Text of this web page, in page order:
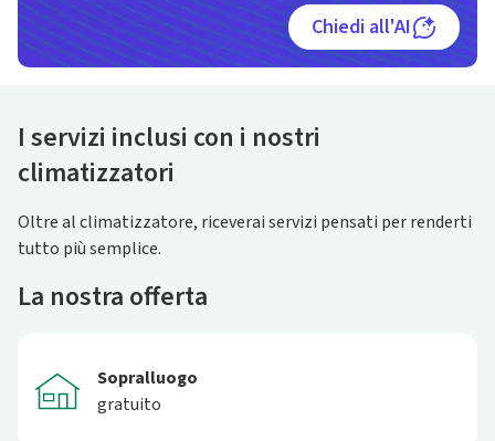
Chiedi all'AI
I servizi inclusi con i nostri
climatizzatori
Oltre al climatizzatore, riceverai servizi pensati per renderti
tutto più semplice.
La nostra offerta
Sopralluogo
gratuito